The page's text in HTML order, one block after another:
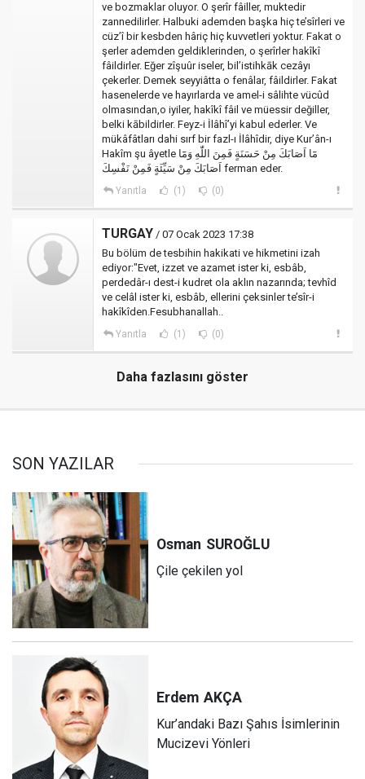
ve bozmaklar oluyor. O şerîr fâiller, muktedir
zannedilirler. Halbuki ademden başka hiç te’sîrleri ve
cüz’î bir kesbden hâriç hiç kuvvetleri yoktur. Fakat o
şerler ademden geldiklerinden, o şerîrler hakîkî
fâildirler. Eğer zîşuûr iseler, bil’istihkāk cezâyı
çekerler. Demek seyyiâtta o fenâlar, fâildirler. Fakat
hasenelerde ve hayırlarda ve amel-i sâlihte vücûd
olmasından,o iyiler, hakîkî fâil ve müessir değiller,
belki kābildirler. Feyz-i İlâhî’yi kabul ederler. Ve
mükâfâtları dahi sırf bir fazl-ı İlâhîdir, diye Kur’ân-ı
Hakîm şu âyetle مَٓا اَصَابَكَ مِنْ حَسَنَةٍ فَمِنَ اللّٰهِ وَمَٓا
اَصَابَكَ مِنْ سَيِّئَةٍ فَمِنْ نَفْسِكَ ferman eder.
Yanıtla (1) (0)
TURGAY / 07 Ocak 2023 17:38
Bu bölüm de tesbihin hakikati ve hikmetini izah
ediyor:"Evet, izzet ve azamet ister ki, esbâb,
perdedâr-ı dest-i kudret ola aklın nazarında; tevhîd
ve celâl ister ki, esbâb, ellerini çeksinler te’sîr-i
hakîkîden.Fesubhanallah..
Yanıtla (1) (0)
Daha fazlasını göster
SON YAZILAR
Osman SUROĞLU
Çile çekilen yol
Erdem AKÇA
Kur’andaki Bazı Şahıs İsimlerinin
Mucizevi Yönleri